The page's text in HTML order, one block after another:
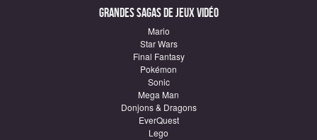
Grandes sagas de Jeux vidéo
Mario
Star Wars
Final Fantasy
Pokémon
Sonic
Mega Man
Donjons & Dragons
EverQuest
Lego